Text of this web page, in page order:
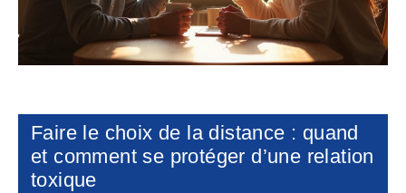
Faire le choix de la distance : quand
et comment se protéger d’une relation
toxique